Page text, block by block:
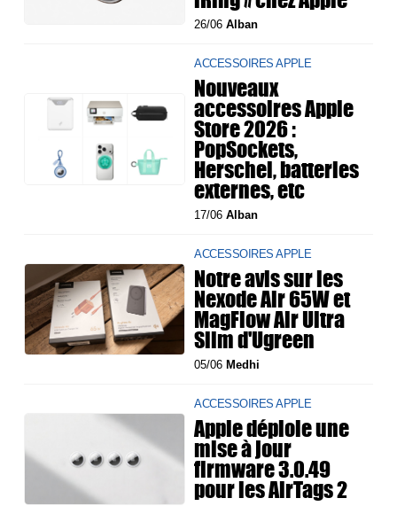
26/06Alban
ACCESSOIRES APPLE
Nouveaux
accessoires Apple
Store 2026 :
PopSockets,
Herschel, batteries
externes, etc
17/06Alban
ACCESSOIRES APPLE
Notre avis sur les
Nexode Air 65W et
MagFlow Air Ultra
Slim d'Ugreen
05/06 Medhi
ACCESSOIRES APPLE
Apple déploie une
mise à jour
firmware 3.0.49
pour les AirTags 2